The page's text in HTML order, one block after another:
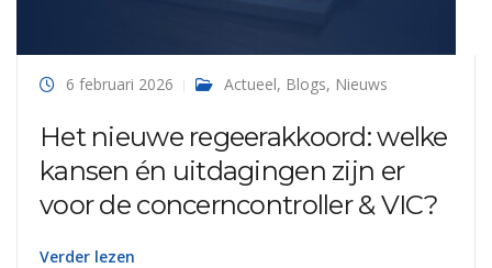
6 februari 2026 Actueel, Blogs, Nieuws
Het nieuwe regeerakkoord: welke
kansen én uitdagingen zijn er
voor de concerncontroller & VIC?
Verder lezen